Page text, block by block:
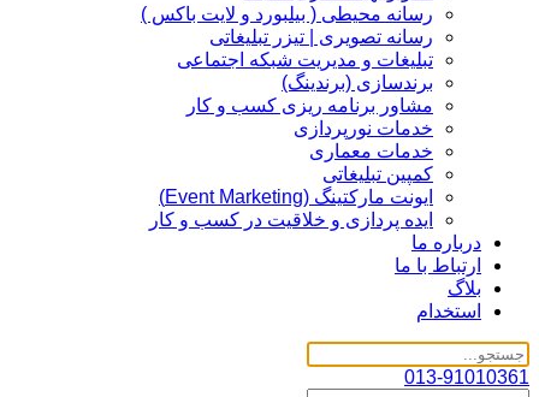
رسانه محیطی ( بیلبورد و لایت باکس )
رسانه تصویری | تیزر تبلیغاتی
تبلیغات و مدیریت شبکه اجتماعی
برندسازی (برندینگ)‌
مشاور برنامه ریزی کسب و کار
خدمات نورپردازی
خدمات معماری
کمپین تبلیغاتی
ایونت مارکتینگ (Event Marketing)
ایده پردازی و خلاقیت در کسب و کار
درباره ما
ارتباط با ما
بلاگ
استخدام
013-91010361